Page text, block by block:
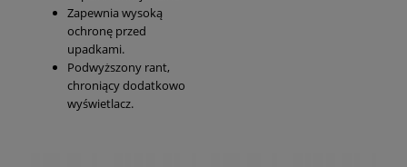
Zapewnia wysoką
ochronę przed
upadkami.
Podwyższony rant,
chroniący dodatkowo
wyświetlacz.